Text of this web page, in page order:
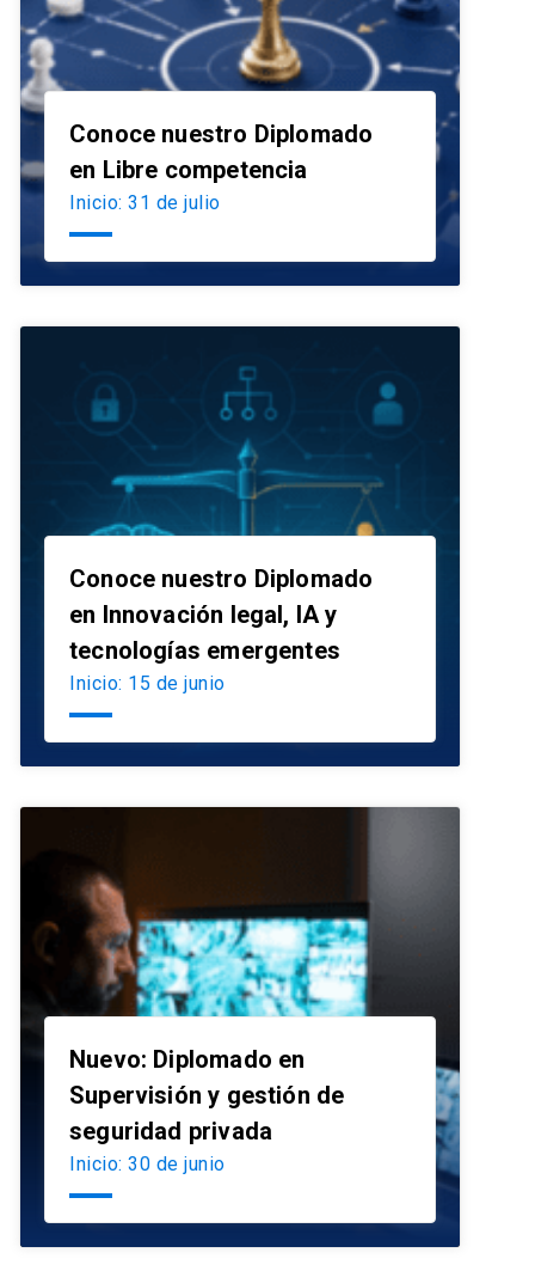
Conoce nuestro Diplomado
en Libre competencia
Inicio: 31 de julio
Conoce nuestro Diplomado
en Innovación legal, IA y
tecnologías emergentes
Inicio: 15 de junio
Nuevo: Diplomado en
Supervisión y gestión de
seguridad privada
Inicio: 30 de junio